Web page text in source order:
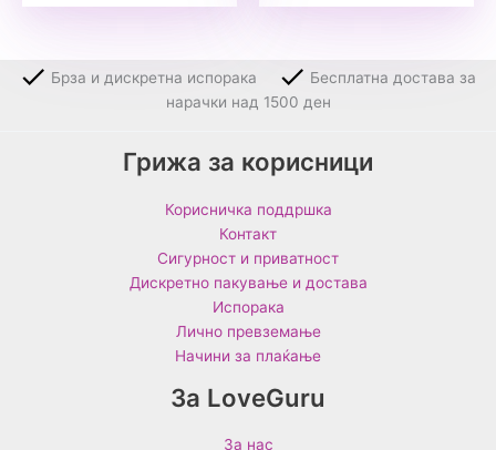
Брза и дискретна испорака
Бесплатна достава за
нарачки над 1500 ден
Грижа за корисници
Корисничка поддршка
Контакт
Сигурност и приватност
Дискретно пакување и достава
Испорака
Лично превземање
Начини за плаќање
За LoveGuru
За нас